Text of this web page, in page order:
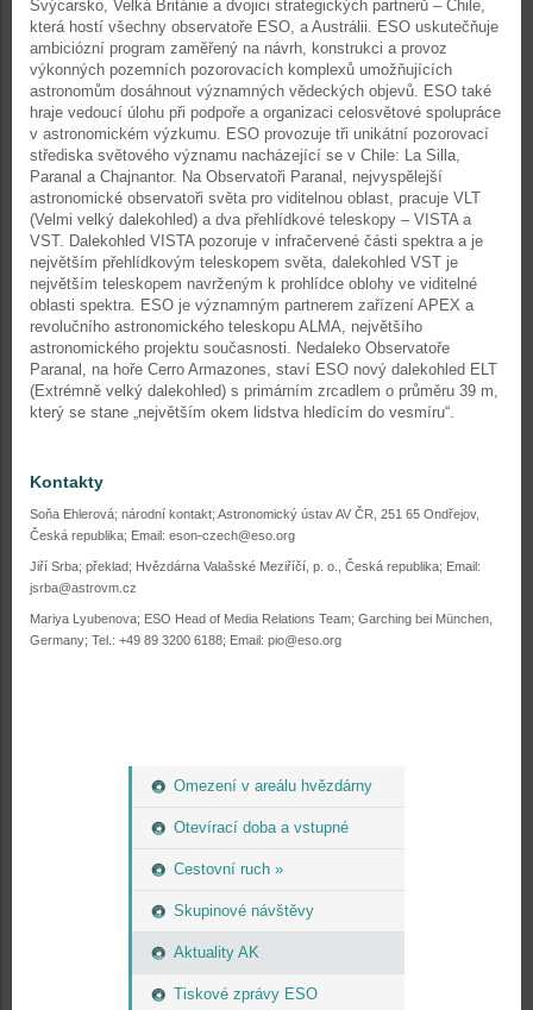
Omezení v areálu hvězdárny
Otevírací doba a vstupné
Cestovní ruch »
Skupinové návštěvy
Aktuality AK
Tiskové zprávy ESO
Švýcarsko, Velká Británie a dvojici strategických partnerů – Chile,
která hostí všechny observatoře ESO, a Austrálii. ESO uskutečňuje
ambiciózní program zaměřený na návrh, konstrukci a provoz
výkonných pozemních pozorovacích komplexů umožňujících
astronomům dosáhnout významných vědeckých objevů. ESO také
hraje vedoucí úlohu při podpoře a organizaci celosvětové spolupráce
v astronomickém výzkumu. ESO provozuje tři unikátní pozorovací
střediska světového významu nacházející se v Chile: La Silla,
Paranal a Chajnantor. Na Observatoři Paranal, nejvyspělejší
astronomické observatoři světa pro viditelnou oblast, pracuje VLT
(Velmi velký dalekohled) a dva přehlídkové teleskopy – VISTA a
VST. Dalekohled VISTA pozoruje v infračervené části spektra a je
největším přehlídkovým teleskopem světa, dalekohled VST je
největším teleskopem navrženým k prohlídce oblohy ve viditelné
oblasti spektra. ESO je významným partnerem zařízení APEX a
revolučního astronomického teleskopu ALMA, největšího
astronomického projektu současnosti. Nedaleko Observatoře
Paranal, na hoře Cerro Armazones, staví ESO nový dalekohled ELT
(Extrémně velký dalekohled) s primárním zrcadlem o průměru 39 m,
který se stane „největším okem lidstva hledícím do vesmíru“.
Kontakty
Soňa Ehlerová; národní kontakt; Astronomický ústav AV ČR, 251 65 Ondřejov,
Česká republika; Email: eson-czech@eso.org
Jiří Srba; překlad; Hvězdárna Valašské Meziříčí, p. o., Česká republika; Email:
jsrba@astrovm.cz
Mariya Lyubenova; ESO Head of Media Relations Team; Garching bei München,
Germany; Tel.: +49 89 3200 6188; Email: pio@eso.org